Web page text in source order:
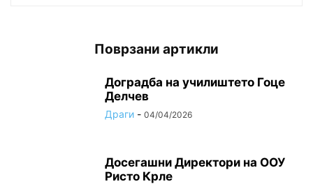
Поврзани артикли
Доградба на училиштето Гоце
Делчев
Драги - 04/04/2026
Досегашни Директори на ООУ
Ристо Крле